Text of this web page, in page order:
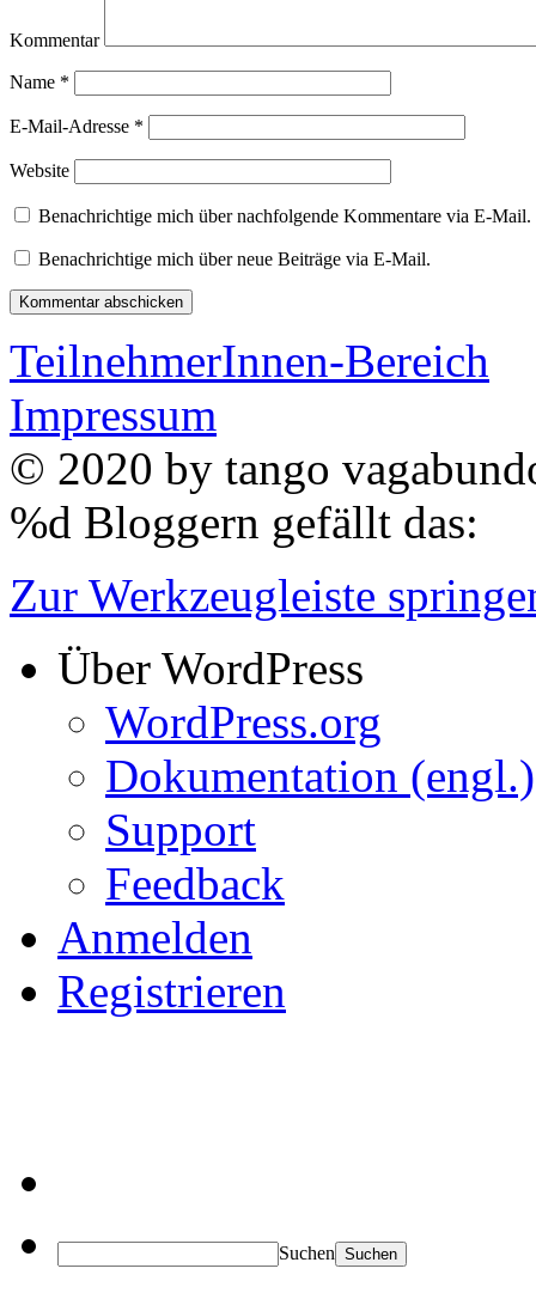
Kommentar
Name *
E-Mail-Adresse *
Website
Benachrichtige mich über nachfolgende Kommentare via E-Mail.
Benachrichtige mich über neue Beiträge via E-Mail.
TeilnehmerInnen-Bereich
Impressum
© 2020 by tango
%d Bloggern gefällt das:
Zur Werkzeugleiste
Über WordPress
WordPress.org
Dokumentation (engl.)
Support
Feedback
Anmelden
Registrieren
Suchen